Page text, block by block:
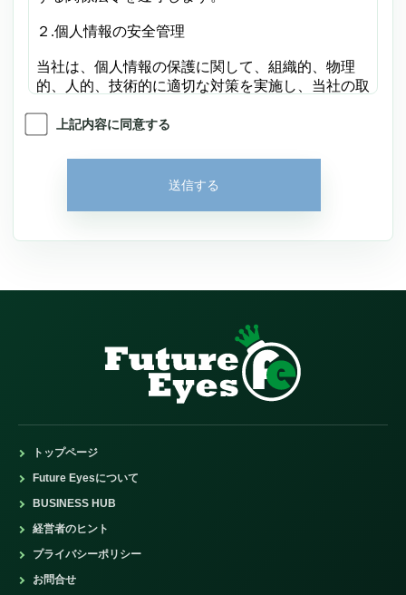
上記内容に同意する
トップページ
Future Eyesについて
BUSINESS HUB
経営者のヒント
プライバシーポリシー
お問合せ